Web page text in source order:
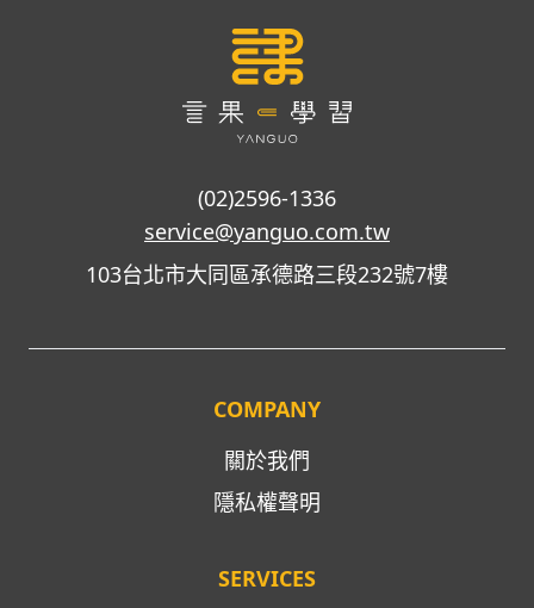
(02)2596-1336
service@yanguo.com.tw
103台北市大同區承德路三段232號7樓
COMPANY
關於我們
隱私權聲明
SERVICES